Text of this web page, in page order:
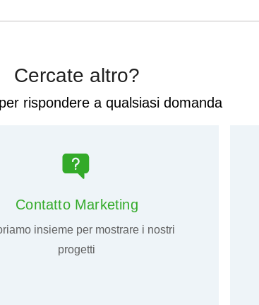
Cercate altro?
rispondere a qualsiasi domanda
Contatto Marketing
insieme per mostrare i nostri
progetti